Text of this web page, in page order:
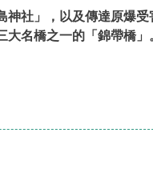
社」，以及傳達原爆
大名橋之一的「錦帶橋」